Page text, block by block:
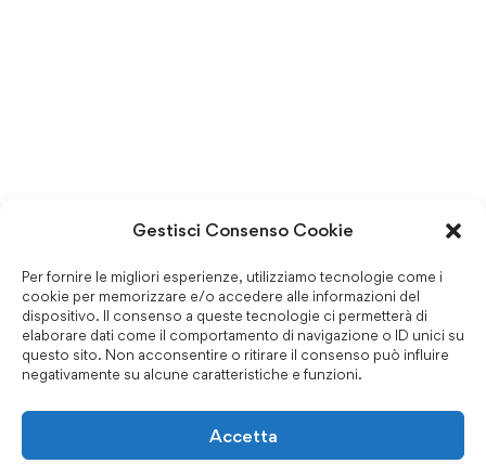
Gestisci Consenso Cookie
Per fornire le migliori esperienze, utilizziamo tecnologie come i
cookie per memorizzare e/o accedere alle informazioni del
dispositivo. Il consenso a queste tecnologie ci permetterà di
elaborare dati come il comportamento di navigazione o ID unici su
questo sito. Non acconsentire o ritirare il consenso può influire
negativamente su alcune caratteristiche e funzioni.
Accetta